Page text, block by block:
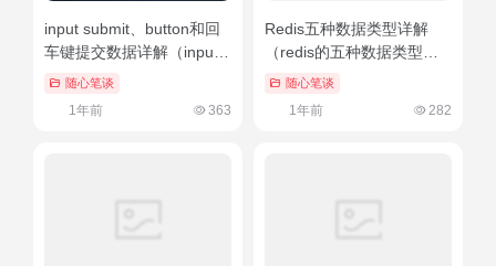
input submit、button和回
车键提交数据详解（input
输入框换行）万万没想到
随心笔谈
1年前 363
Redis五种数据类型详解
（redis的五种数据类型实
现）新鲜出炉
随心笔谈
1年前 282